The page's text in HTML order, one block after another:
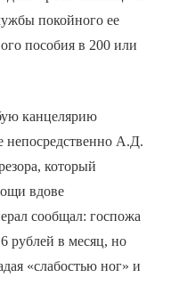
покойного ее
пособия в 200 или
канцелярию
непосредственно А.Д.
который
вдове
сообщал: госпожа
рублей в месяц, но
«слабостью ног» и